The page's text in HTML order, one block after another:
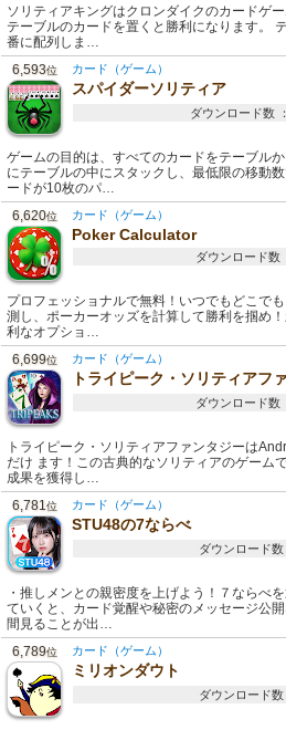
ソリティアキングはクロンダイクのカードゲ
テーブルのカードを置くと勝利になります。
番に配列しま…
6,593位 カード（ゲーム）
スパイダーソリティア
ダウンロード数
ゲームの目的は、すべてのカードをテーブル
にテーブルの中にスタックし、最低限の移動
ードが10枚のパ…
6,620位 カード（ゲーム）
Poker Calculator
ダウンロード数
プロフェッショナルで無料！いつでもどこで
測し、ポーカーオッズを計算して勝利を掴め
利なオプショ…
6,699位 カード（ゲーム）
トライピーク・ソリティアフ
ダウンロード数
トライピーク・ソリティアファンタジーは
だけ ます！この古典的なソリティアのゲーム
成果を獲得し…
6,781位 カード（ゲーム）
STU48の7ならべ
ダウンロード
・推しメンとの親密度を上げよう！７ならべ
ていくと、カード覚醒や秘密のメッセージ公
間見ることが出…
6,789位 カード（ゲーム）
ミリオンダウト
ダウンロード